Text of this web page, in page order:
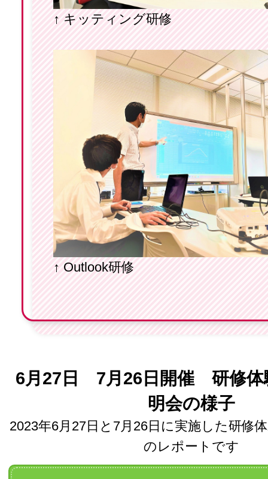
↑ キッティング研修
↑ Outlook研修
6月27日 7月26日開催 研修体
明会の様子
2023年6月27日と7月26日に実施した研修
のレポートです